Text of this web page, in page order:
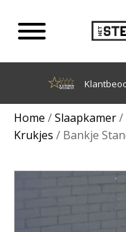
Home /Slaapkamer/
Krukjes / Bankje